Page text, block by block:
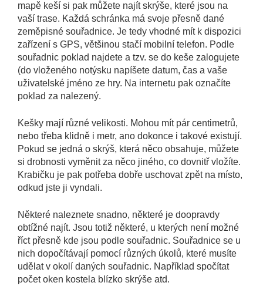
mapě keší si pak můžete najít skrýše, které jsou na
vaší trase. Každá schránka má svoje přesně dané
zeměpisné souřadnice. Je tedy vhodné mít k dispozici
zařízení s GPS, většinou stačí mobilní telefon. Podle
souřadnic poklad najdete a tzv. se do keše zalogujete
(do vloženého notýsku napíšete datum, čas a vaše
uživatelské jméno ze hry. Na internetu pak označíte
poklad za nalezený.
Kešky mají různé velikosti. Mohou mít pár centimetrů,
nebo třeba klidně i metr, ano dokonce i takové existují.
Pokud se jedná o skrýš, která něco obsahuje, můžete
si drobnosti vyměnit za něco jiného, co dovnitř vložíte.
Krabičku je pak potřeba dobře uschovat zpět na místo,
odkud jste ji vyndali.
Některé naleznete snadno, některé je doopravdy
obtížné najít. Jsou totiž některé, u kterých není možné
říct přesně kde jsou podle souřadnic. Souřadnice se u
nich dopočítávají pomocí různých úkolů, které musíte
udělat v okolí daných souřadnic. Například spočítat
počet oken kostela blízko skrýše atd.